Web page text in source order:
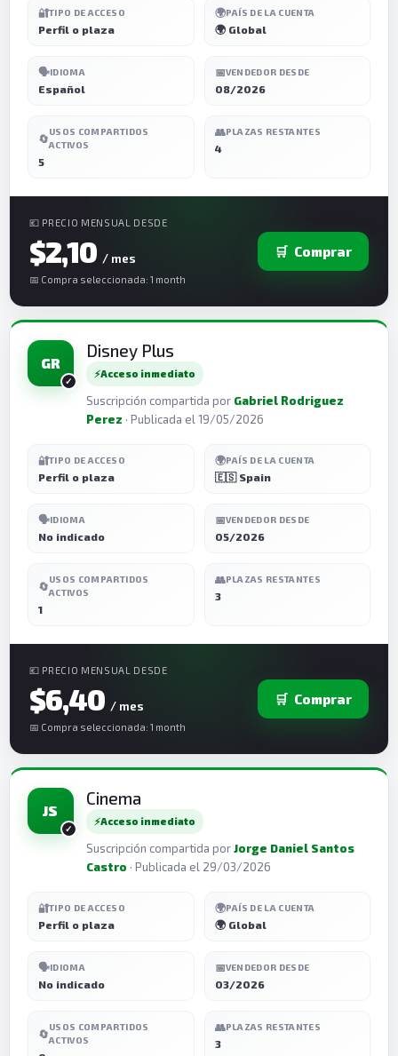
🔐TIPO DE ACCESO
Perfil o plaza
🌍PAÍS DE LA CUENTA
🌍 Global
🗣️IDIOMA
Español
📅VENDEDOR DESDE
08/2026
🔄
USOS COMPARTIDOS
ACTIVOS
5
👥PLAZAS RESTANTES
4
💶 PRECIO MENSUAL DESDE
$2,10 / mes
📅 Compra seleccionada: 1 month
🛒 Comprar
GR
Disney Plus
⚡Acceso inmediato
Suscripción compartida por Gabriel Rodriguez
Perez · Publicada el 19/05/2026
🔐TIPO DE ACCESO
Perfil o plaza
🌍PAÍS DE LA CUENTA
🇪🇸 Spain
🗣️IDIOMA
No indicado
📅VENDEDOR DESDE
05/2026
🔄
USOS COMPARTIDOS
ACTIVOS
1
👥PLAZAS RESTANTES
3
💶 PRECIO MENSUAL DESDE
$6,40 / mes
📅 Compra seleccionada: 1 month
🛒 Comprar
JS
Cinema
⚡Acceso inmediato
Suscripción compartida porJorge Daniel Santos
Castro · Publicada el 29/03/2026
🔐TIPO DE ACCESO
Perfil o plaza
🌍PAÍS DE LA CUENTA
🌍 Global
🗣️IDIOMA
No indicado
📅VENDEDOR DESDE
03/2026
🔄
USOS COMPARTIDOS
ACTIVOS
👥PLAZAS RESTANTES
3